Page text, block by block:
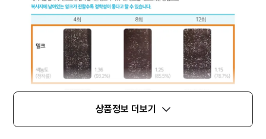
상품정보 더보기